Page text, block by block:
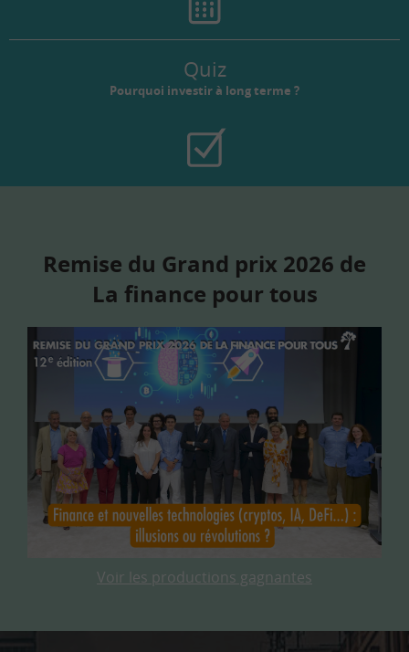
Quiz
Pourquoi investir à long terme ?
Remise du Grand prix 2026 de
La finance pour tous
Voir les productions gagnantes